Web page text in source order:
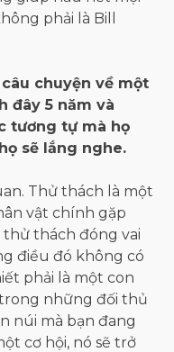
phải là Bill
chuyện về một
đây 5 năm và
tương tự mà họ
sẽ lắng nghe.
Thử thách là một
vật chính gặp
thử thách đóng vai
điều đó không có
phải là một con
những đối thủ
núi mà bạn đang
cơ hội, nó sẽ trở